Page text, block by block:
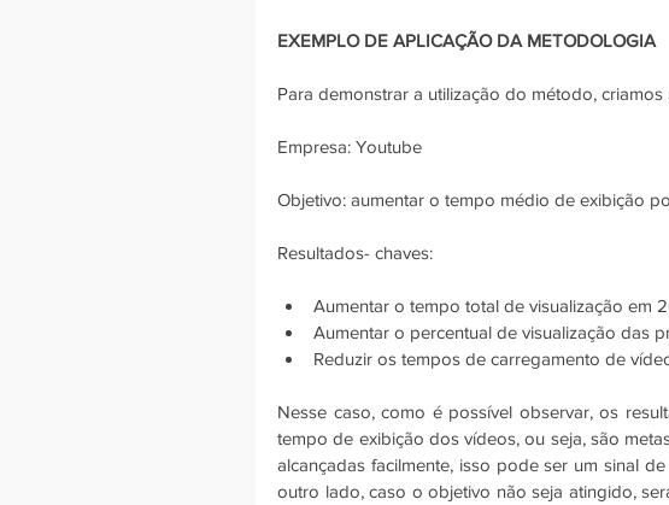
EXEMPLO DE APLICAÇÃO DA METODOLOGIA
Para demonstrar a utilização do método,
Empresa: Youtube
Objetivo: aumentar o tempo médio de exibição
Resultados- chaves:
Aumentar o tempo total de visualização em
Aumentar o percentual de visualização das
Reduzir os tempos de carregamento de
Nesse caso, como é possível observar, os
tempo de exibição dos vídeos, ou seja, são
alcançadas facilmente, isso pode ser um sinal
outro lado, caso o objetivo não seja atingido,